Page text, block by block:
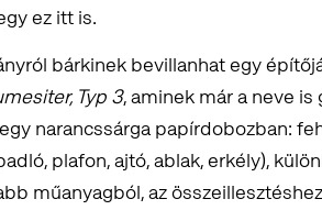
ez itt is.
bárkinek bevillanhat egy
Typ 3, aminek már a neve
narancssárga papírdobozban:
plafon, ajtó, ablak, erkély),
műanyagból, az